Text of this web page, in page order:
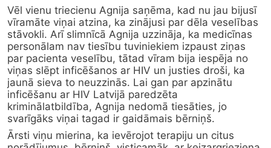
Vēl vienu triecienu Agnija saņēma, kad nu jau bijusī
vīramāte viņai atzina, ka zinājusi par dēla veselības
stāvokli. Arī slimnīcā Agnija uzzināja, ka medicīnas
personālam nav tiesību tuviniekiem izpaust ziņas
par pacienta veselību, tātad vīram bija iespēja no
viņas slēpt inficēšanos ar HIV un justies droši, ka
jaunā sieva to neuzzinās. Lai gan par apzinātu
inficēšanu ar HIV Latvijā paredzēta
kriminālatbildība, Agnija nedomā tiesāties, jo
svarīgāks viņai tagad ir gaidāmais bērniņš.
Ārsti viņu mierina, ka ievērojot terapiju un citus